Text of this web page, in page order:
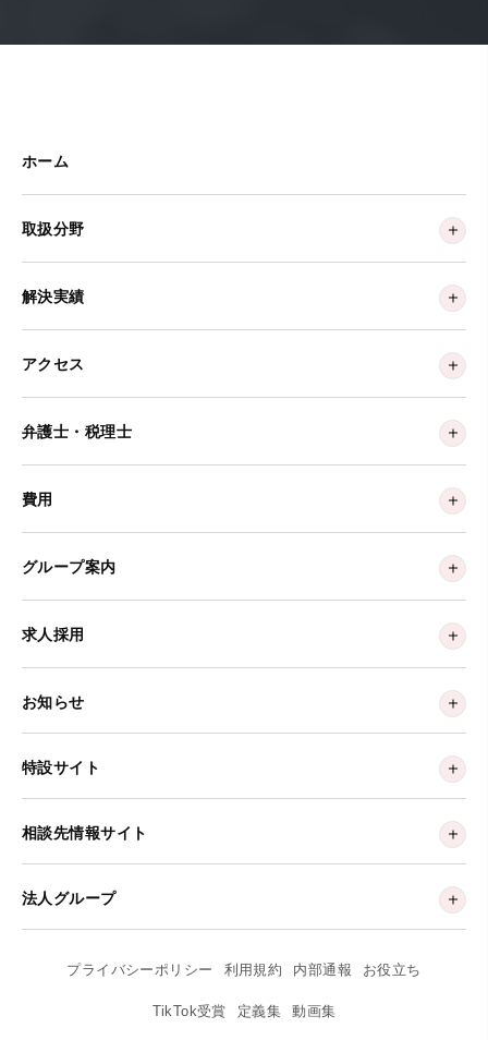
ホーム
取扱分野
解決実績
アクセス
弁護士・税理士
費用
グループ案内
求人採用
お知らせ
特設サイト
相談先情報サイト
法人グループ
プライバシーポリシー 利用規約 内部通報 お役立ち
TikTok受賞 定義集 動画集